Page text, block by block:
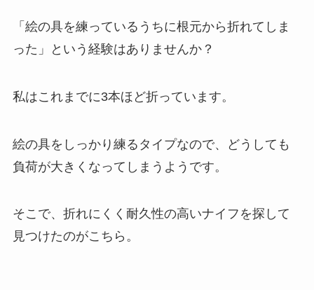
「絵の具を練っているうちに根元から折れてしま
った」という経験はありませんか？
私はこれまでに3本ほど折っています。
絵の具をしっかり練るタイプなので、どうしても
負荷が大きくなってしまうようです。
そこで、折れにくく耐久性の高いナイフを探して
見つけたのがこちら。